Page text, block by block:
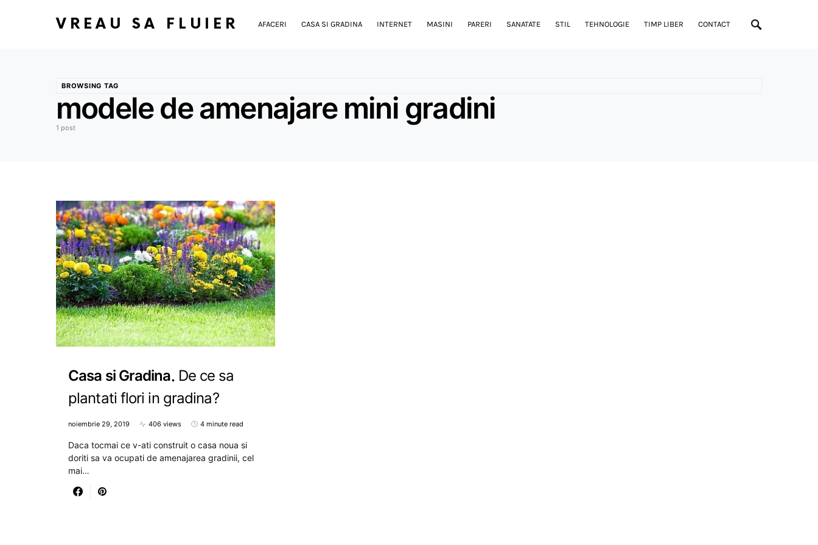
VREAU SA FLUIER AFACERI CASA SI GRADINA INTERNET MASINI PARERI SANATATE STIL TEHNOLOGIE TIMP LIBER CONTACT
BROWSING TAG
modele de amenajare mini gradini
1 post
Casa si Gradina De ce sa
plantati flori in gradina?
noiembrie 29, 2019 406 views 4 minute read
Daca tocmai ce v-ati construit o casa noua si
doriti sa va ocupati de amenajarea gradinii, cel
mai…